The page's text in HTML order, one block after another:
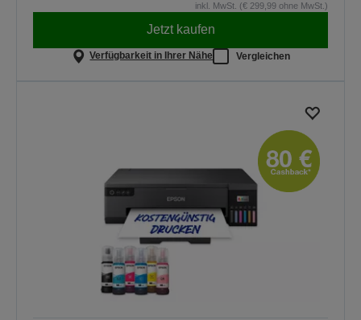
inkl. MwSt. (€ 299,99 ohne MwSt.)
Jetzt kaufen
Verfügbarkeit in Ihrer Nähe Vergleichen